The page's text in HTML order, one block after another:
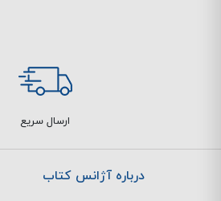
ارسال سریع
درباره آژانس کتاب